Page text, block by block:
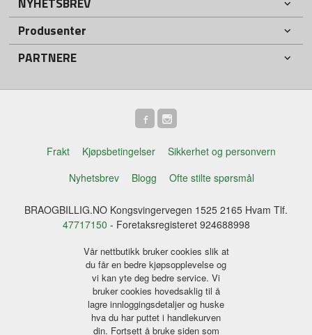
Produsenter
PARTNERE
Frakt Kjøpsbetingelser
Sikkerhet og personvern
Nyhetsbrev
Blogg Ofte stilte spørsmål
BRAOGBILLIG.NO Kongsvingervegen 1525 2165 Hvam Tlf.
47717150 - Foretaksregisteret 924688998
Vår nettbutikk bruker cookies slik at
du får en bedre kjøpsopplevelse og
vi kan yte deg bedre service. Vi
bruker cookies hovedsaklig til å
lagre innloggingsdetaljer og huske
hva du har puttet i handlekurven
din. Fortsett å bruke siden som